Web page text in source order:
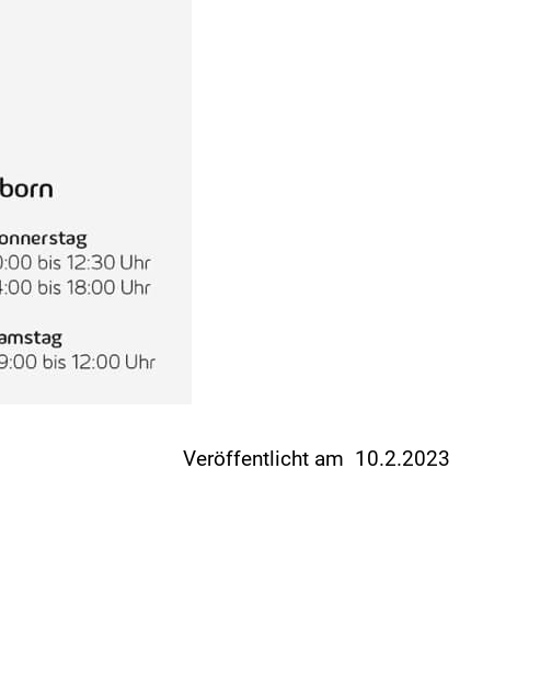
Veröffentlicht am 10.2.2023